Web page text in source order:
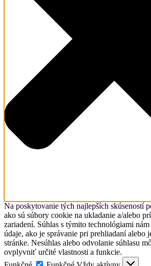
Na poskytovanie tých najlepších skúseností
ako sú súbory cookie na ukladanie a/alebo
zariadení. Súhlas s týmito technológiami
údaje, ako je správanie pri prehliadaní alebo
stránke. Nesúhlas alebo odvolanie súhlasu
ovplyvniť určité vlastnosti a funkcie.